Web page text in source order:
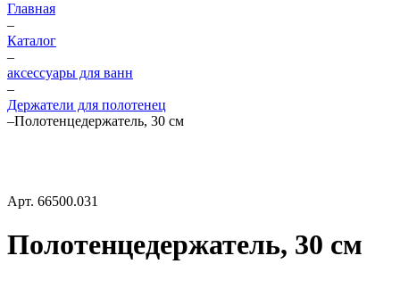
Главная
–
Каталог
–
аксессуары для ванн
–
Держатели для полотенец
–Полотенцедержатель, 30 см
Арт. 66500.031
Полотенцедержатель, 30 см